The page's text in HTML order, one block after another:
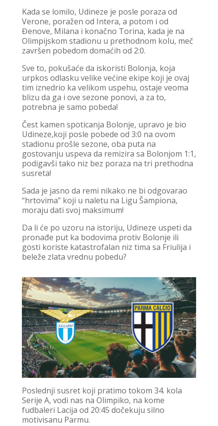
Kada se lomilo, Udineze je posle poraza od
Verone, poražen od Intera, a potom i od
Đenove, Milana i konačno Torina, kada je na
Olimpijskom stadionu u prethodnom kolu, meč
završen pobedom domaćih od 2:0.
Sve to, pokušaće da iskoristi Bolonja, koja
urpkos odlasku velike većine ekipe koji je ovaj
tim iznedrio ka velikom uspehu, ostaje veoma
blizu da ga i ove sezone ponovi, a za to,
potrebna je samo pobeda!
Čest kamen spoticanja Bolonje, upravo je bio
Udineze,koji posle pobede od 3:0 na ovom
stadionu prošle sezone, oba puta na
gostovanju uspeva da remizira sa Bolonjom 1:1,
podigavši tako niz bez poraza na tri prethodna
susreta!
Sada je jasno da remi nikako ne bi odgovarao
“hrtovima” koji u naletu na Ligu Šampiona,
moraju dati svoj maksimum!
Da li će po uzoru na istoriju, Udineze uspeti da
pronađe put ka bodovima protiv Bolonje ili
gosti koriste katastrofalan niz tima sa Friulija i
beleže zlata vrednu pobedu?
Poslednji susret koji pratimo tokom 34. kola
Serije A, vodi nas na Olimpiko, na kome
fudbaleri Lacija od 20:45 dočekuju silno
motivisanu Parmu.